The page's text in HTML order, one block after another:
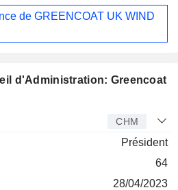
de GREENCOAT UK WIND
d'Administration: Greencoat
CHM
Président
64
28/04/2023